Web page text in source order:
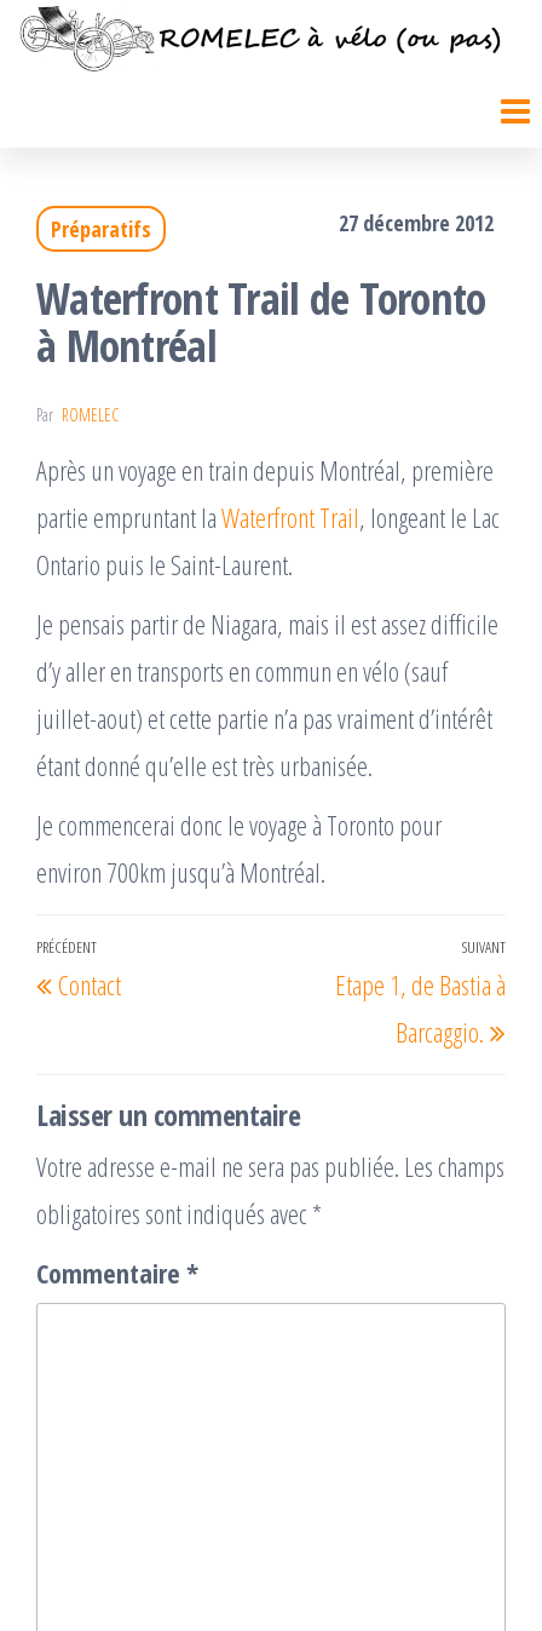
Passer
Préparatifs 27 décembre 2012
Waterfront Trail de Toronto
à Montréal
Par ROMELEC
Après un voyage en train depuis Montréal, première
partie empruntant laWaterfront Trail, longeant le Lac
Ontario puis le Saint-Laurent.
Je pensais partir de Niagara, mais il est assez difficile
d’y aller en transports en commun en vélo (sauf
juillet-aout) et cette partie n’a pas vraiment d’intérêt
étant donné qu’elle est très urbanisée.
Je commencerai donc le voyage à Toronto pour
environ 700km jusqu’à Montréal.
Navigation
de
Article
précédent
PRÉCÉDENT
Contact
SUIVANT
Etape 1, de Bastia à
Barcaggio.
Laisser un commentaire
Votre adresse e-mail ne sera pas publiée. Les champs
obligatoires sont indiqués avec *
Commentaire *